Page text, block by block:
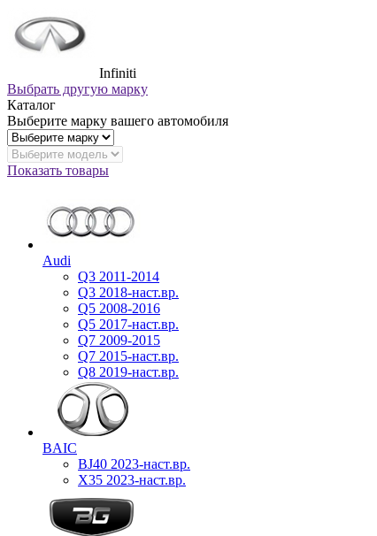
Infiniti
Выбрать другую марку
Каталог
Выберите марку вашего автомобиля
Показать товары
Audi
Q3 2011-2014
Q3 2018-наст.вр.
Q5 2008-2016
Q5 2017-наст.вр.
Q7 2009-2015
Q7 2015-наст.вр.
Q8 2019-наст.вр.
BAIC
BJ40 2023-наст.вр.
X35 2023-наст.вр.